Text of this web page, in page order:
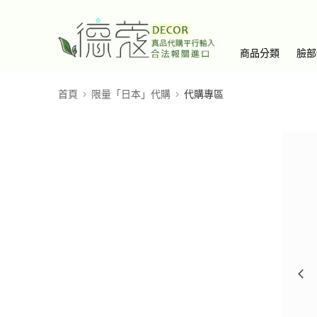
商品分類 臉
首頁 限量「日本」代購 代購專區